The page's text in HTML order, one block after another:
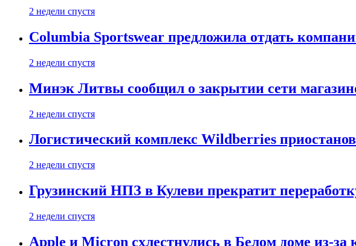
2 недели спустя
Columbia Sportswear предложила отдать
2 недели спустя
Минэк Литвы сообщил о закрытии сети
2 недели спустя
Логистический комплекс Wildberries
2 недели спустя
Грузинский НПЗ в Кулеви прекратит
2 недели спустя
Apple и Micron схлестнулись в Белом доме из-за